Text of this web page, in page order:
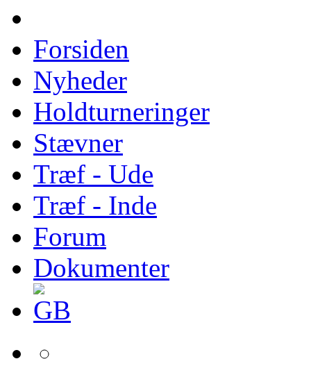
Forsiden
Nyheder
Holdturneringer
Stævner
Træf - Ude
Træf - Inde
Forum
Dokumenter